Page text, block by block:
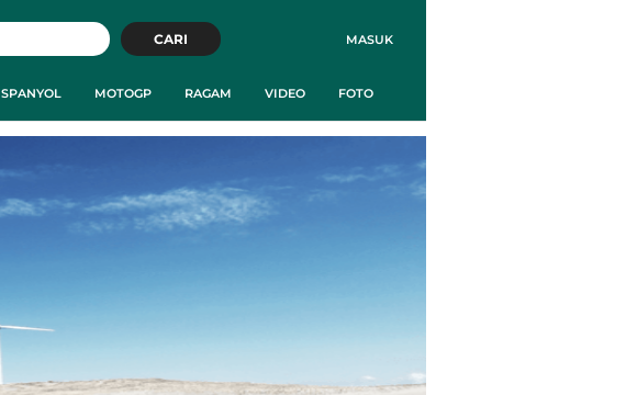
MASUK
CARI
SPANYOL MOTOGP RAGAM VIDEO FOTO